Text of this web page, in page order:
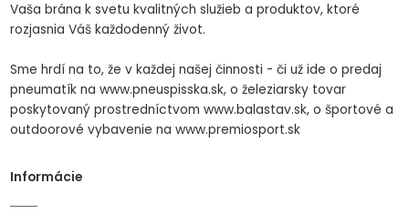
Vaša brána k svetu kvalitných služieb a produktov, ktoré
rozjasnia Váš každodenný život.
Sme hrdí na to, že v každej našej činnosti - či už ide o predaj
pneumatík na www.pneuspisska.sk, o železiarsky tovar
poskytovaný prostredníctvom www.balastav.sk, o športové a
outdoorové vybavenie na www.premiosport.sk
Informácie